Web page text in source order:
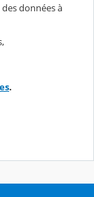
données à
.